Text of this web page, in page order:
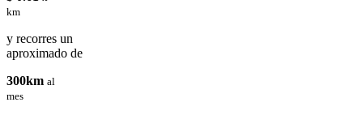
km
y recorres un
aproximado de
300km al
mes